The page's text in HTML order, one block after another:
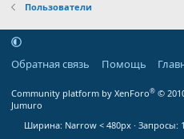
Пользователи
Обратная связь Помощь
Community platform by XenForo® ©
Jumuro
Ширина
Запросы